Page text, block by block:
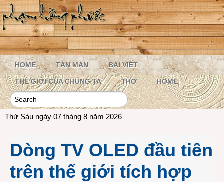
HOME TẢN MẠN BÀI VIẾT
THẾ GIỚI CỦA CHÚNG TA THƠ HOME
Thứ Sáu ngày 07 tháng 8 năm 2026
Dòng TV OLED đầu tiên
trên thế giới tích hợp